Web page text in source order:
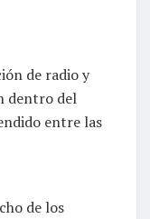
de radio y
dentro del
entre las
de los